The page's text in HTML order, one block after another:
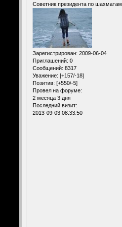
Советник президента по шахматам
Зарегистрирован: 2009-06-04
Приглашений: 0
Сообщений: 8317
Уважение: [+157/-18]
Позитив: [+550/-5]
Провел на форуме:
2 месяца 3 дня
Последний визит:
2013-09-03 08:33:50